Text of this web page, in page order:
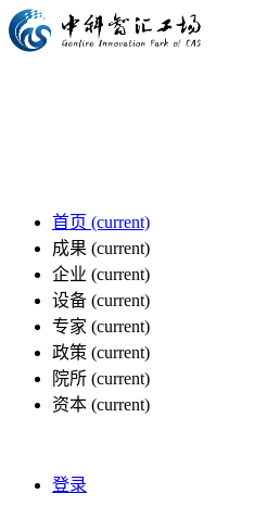
首页 (current)
成果 (current)
企业 (current)
设备 (current)
专家 (current)
政策 (current)
院所 (current)
资本 (current)
登录